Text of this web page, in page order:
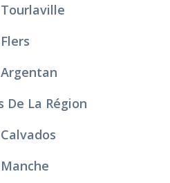
De La Région